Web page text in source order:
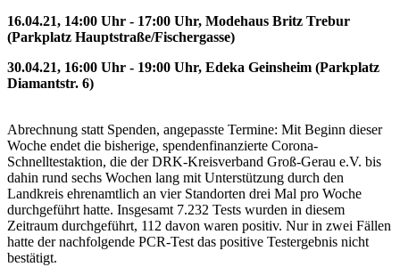
16.04.21, 14:00 Uhr - 17:00 Uhr, Modehaus Britz Trebur
(Parkplatz Hauptstraße/Fischergasse)
30.04.21, 16:00 Uhr - 19:00 Uhr, Edeka Geinsheim (Parkplatz
Diamantstr. 6)
Abrechnung statt Spenden, angepasste Termine: Mit Beginn dieser
Woche endet die bisherige, spendenfinanzierte Corona-
Schnelltestaktion, die der DRK-Kreisverband Groß-Gerau e.V. bis
dahin rund sechs Wochen lang mit Unterstützung durch den
Landkreis ehrenamtlich an vier Standorten drei Mal pro Woche
durchgeführt hatte. Insgesamt 7.232 Tests wurden in diesem
Zeitraum durchgeführt, 112 davon waren positiv. Nur in zwei Fällen
hatte der nachfolgende PCR-Test das positive Testergebnis nicht
bestätigt.